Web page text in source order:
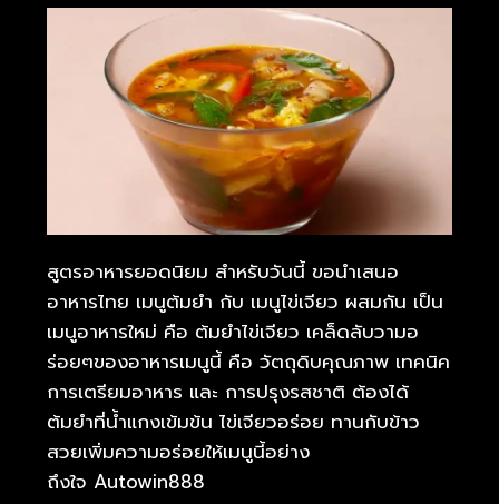
สูตรอาหารยอดนิยม สำหรับวันนี้ ขอนำเสนอ
อาหารไทย เมนูต้มยำ กับ เมนูไข่เจียว ผสมกัน เป็น
เมนูอาหารใหม่ คือ ต้มยำไข่เจียว เคล็ดลับวามอ
ร่อยๆของอาหารเมนูนี้ คือ วัตถุดิบคุณภาพ เทคนิค
การเตรียมอาหาร และ การปรุงรสชาติ ต้องได้
ต้มยำที่น้ำแกงเข้มข้น ไข่เจียวอร่อย ทานกับข้าว
สวยเพิ่มความอร่อยให้เมนูนี้อย่าง
ถึงใจ Autowin888